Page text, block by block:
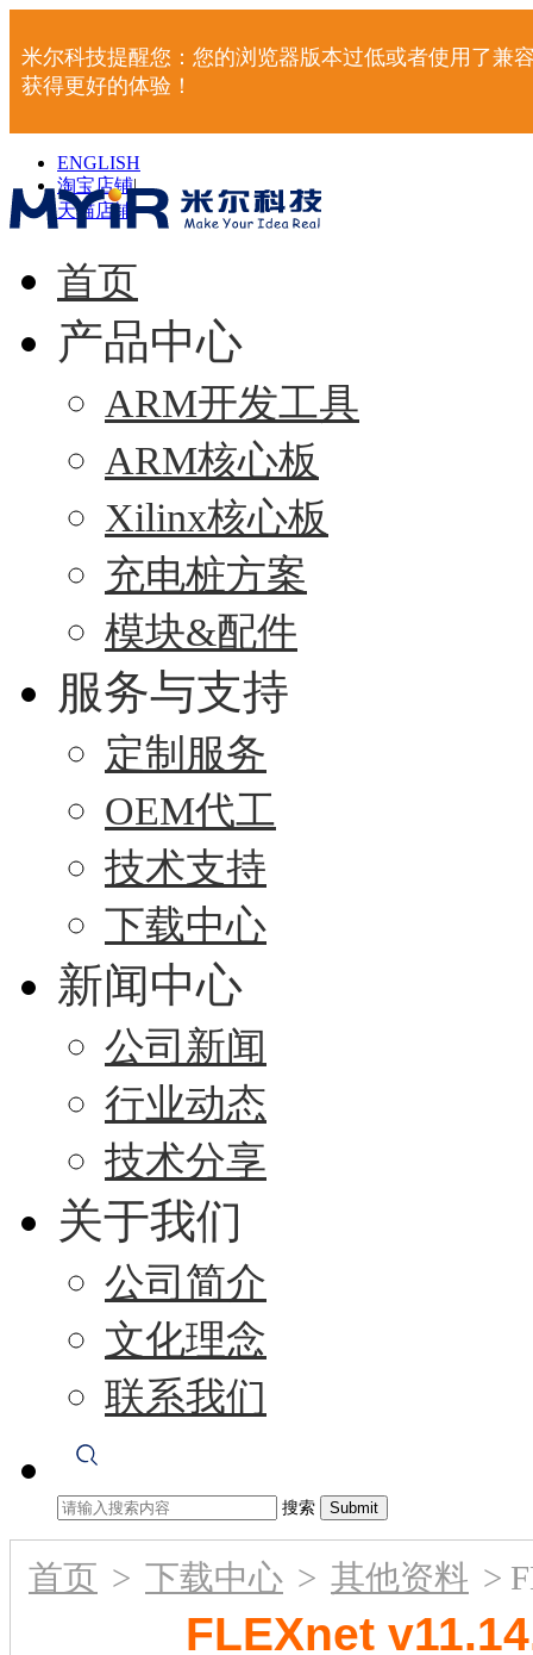
米尔科技提醒您：您的浏览器版本过低或者使用了兼
获得更好的体验！
ENGLISH
淘宝店铺|
天猫店铺 |
首页
产品中心
ARM开发工具
ARM核心板
Xilinx核心板
充电桩方案
模块&配件
服务与支持
定制服务
OEM代工
技术支持
下载中心
新闻中心
公司新闻
行业动态
技术分享
关于我们
公司简介
文化理念
联系我们
搜索
首页 > 下载中心 > 其他资料 >
FLEXnet